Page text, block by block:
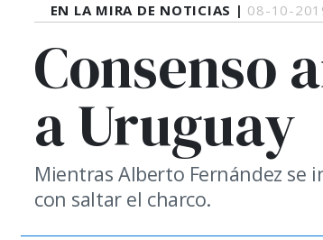
EN LA MIRA DE NOTICIAS | 08-10-
Consenso
a Uruguay
Mientras Alberto Fernández se
con saltar el charco.